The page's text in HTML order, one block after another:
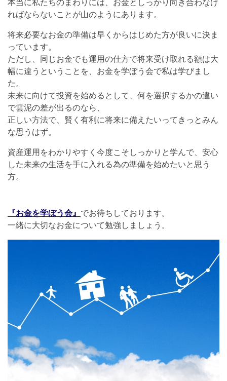
本当に私たちのまわりには、お金としっかり向き合わなけ
ればならないことが山のようにあります。
将来必要なお金の準備は早くからはじめた方が良いに決ま
っています。
ただし、同じお金でも運用の仕方で将来受け取れる額は大
幅に違うということを、お金を学ぼう会で私は学びまし
た。
未来に向けて投資を始めるとして、何を選択するかの違い
で雲泥の差が出るのなら、
正しい方法で、賢く有利に将来に備えたいってきっとみん
な思うはず。
資産運用をわかりやすく今度こそしっかりと学んで、安心
した未来の生活を手に入れる為の準備を始めたいと思う
方。
『お金を学ぼう会』 でお待ちしております。
一緒に大切なお金について勉強しましょう。